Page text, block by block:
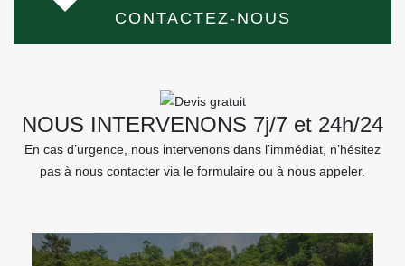
CONTACTEZ-NOUS
NOUS INTERVENONS 7j/7 et 24h/24
En cas d’urgence, nous intervenons dans l’immédiat, n’hésitez
pas à nous contacter via le formulaire ou à nous appeler.